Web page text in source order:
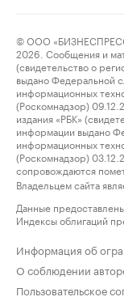
© ООО
2026. Сообщения и
(свидетельство о
выдано Федеральной
информационных
(Роскомнадзор)
издания «РБК»
информации выдано
информационных
(Роскомнадзор)
сопровождаются
Владельцем сайта
Данные
Индексы облигаций
Информация об
О соблюдении
Пользовательское